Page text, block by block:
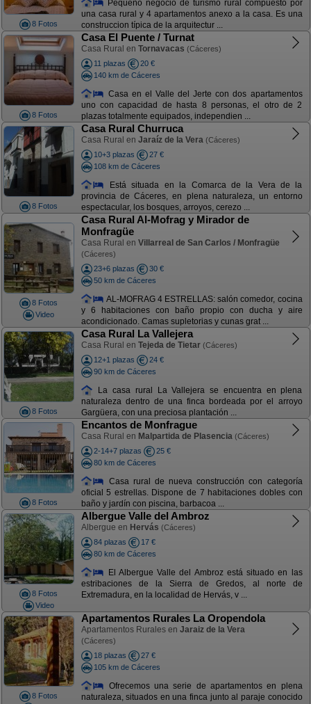
8 Fotos
Pequeño negocio de turismo rural compuesto por
una casa rural y 4 apartamentos anexo a la casa. Es una
construccion típica de la arquitectur ...
8 Fotos
Casa El Puente / Turnat
Casa Rural en Tornavacas (Cáceres)
11 plazas
20 €
140 km de Cáceres
Casa en el Valle del Jerte con dos apartamentos
uno con capacidad de hasta 8 personas, el otro de 2
plazas totalmente equipados, independien ...
8 Fotos
Casa Rural Churruca
Casa Rural en Jaraíz de la Vera (Cáceres)
10+3 plazas
27 €
108 km de Cáceres
Está situada en la Comarca de la Vera de la
provincia de Cáceres, en plena naturaleza, un entorno
espectacular, los bosques, arroyos, cerezo ...
8 Fotos
Video
Casa Rural Al-Mofrag y Mirador de
Monfragüe
Casa Rural en Villarreal de San Carlos / Monfragüe
(Cáceres)
23+6 plazas
30 €
50 km de Cáceres
AL-MOFRAG 4 ESTRELLAS: salón comedor, cocina
y 6 habitaciones con baño propio con ducha y aire
acondicionado. Camas supletorias y cunas grat ...
8 Fotos
Casa Rural La Vallejera
Casa Rural en Tejeda de Tietar (Cáceres)
12+1 plazas
24 €
90 km de Cáceres
La casa rural La Vallejera se encuentra en plena
naturaleza dentro de una finca bordeada por el arroyo
Gargüera, con una preciosa plantación ...
8 Fotos
Encantos de Monfrague
Casa Rural en Malpartida de Plasencia (Cáceres)
2-14+7 plazas
25 €
80 km de Cáceres
Casa rural de nueva construcción con categoría
oficial 5 estrellas. Dispone de 7 habitaciones dobles con
baño y jardín con piscina, barbacoa ...
8 Fotos
Video
Albergue Valle del Ambroz
Albergue en Hervás (Cáceres)
84 plazas
17 €
80 km de Cáceres
El Albergue Valle del Ambroz está situado en las
estribaciones de la Sierra de Gredos, al norte de
Extremadura, en la localidad de Hervás, v ...
8 Fotos
Apartamentos Rurales La Oropendola
Apartamentos Rurales en Jaraiz de la Vera
(Cáceres)
18 plazas
27 €
105 km de Cáceres
Ofrecemos una serie de apartamentos en plena
naturaleza, situados en una finca junto al paraje conocido